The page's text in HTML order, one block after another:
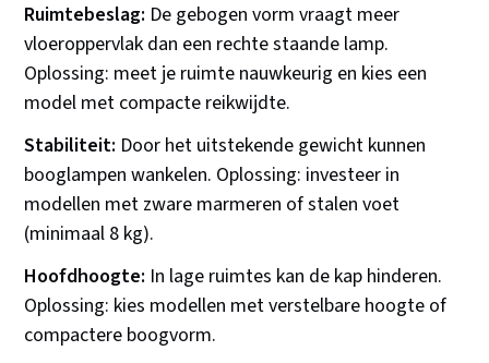
Ruimtebeslag: De gebogen vorm vraagt meer
vloeroppervlak dan een rechte staande lamp.
Oplossing: meet je ruimte nauwkeurig en kies een
model met compacte reikwijdte.
Stabiliteit: Door het uitstekende gewicht kunnen
booglampen wankelen. Oplossing: investeer in
modellen met zware marmeren of stalen voet
(minimaal 8 kg).
Hoofdhoogte: In lage ruimtes kan de kap hinderen.
Oplossing: kies modellen met verstelbare hoogte of
compactere boogvorm.